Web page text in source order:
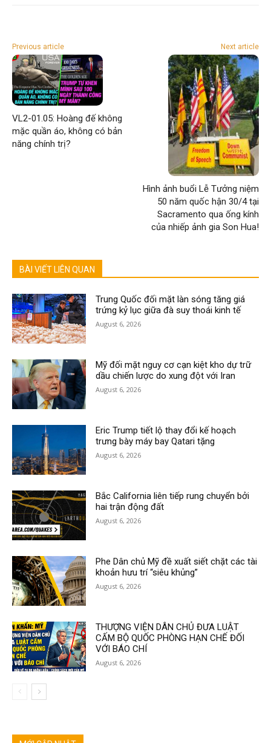
Previous article
VL2-01.05: Hoàng đế không
mặc quần áo, không có bản
năng chính trị?
Next article
Hình ảnh buổi Lễ Tưởng niệm
50 năm quốc hận 30/4 tại
Sacramento qua ống kính
của nhiếp ảnh gia Son Hua!
BÀI VIẾT LIÊN QUAN
Trung Quốc đối mặt làn sóng tăng giá
trứng kỷ lục giữa đà suy thoái kinh tế
August 6, 2026
Mỹ đối mặt nguy cơ cạn kiệt kho dự trữ
dầu chiến lược do xung đột với Iran
August 6, 2026
Eric Trump tiết lộ thay đổi kế hoạch
trưng bày máy bay Qatari tặng
August 6, 2026
Bắc California liên tiếp rung chuyển bởi
hai trận động đất
August 6, 2026
Phe Dân chủ Mỹ đề xuất siết chặt các tài
khoản hưu trí “siêu khủng”
August 6, 2026
THƯỢNG VIỆN DÂN CHỦ ĐƯA LUẬT
CẤM BỘ QUỐC PHÒNG HẠN CHẾ ĐỐI
VỚI BÁO CHÍ
August 6, 2026